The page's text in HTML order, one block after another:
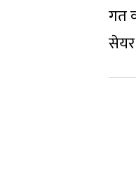
गत
सेयर